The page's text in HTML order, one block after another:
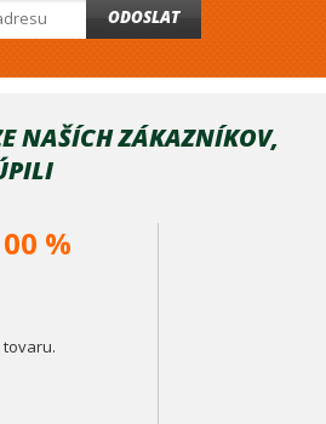
ODOSLAT
NAŠÍCH ZÁKAZNÍKOV,
%
tovaru.